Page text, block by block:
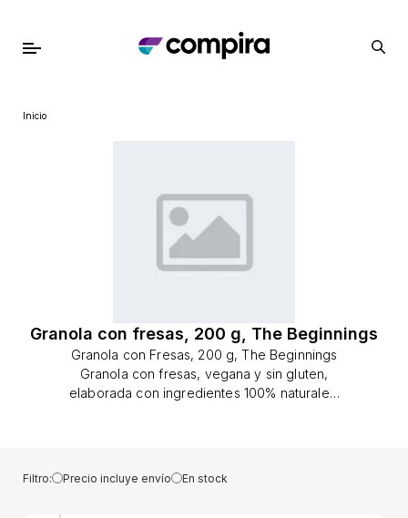
Inicio
Granola con fresas, 200 g, The Beginnings
Granola con Fresas, 200 g, The Beginnings
Granola con fresas, vegana y sin gluten,
elaborada con ingredientes 100% naturales.
proteico procedente de guisantes y
endulzado con sirope de agave.Ingredientes
Filtro: Precio incluye envío En stock